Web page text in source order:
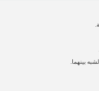
بينهما.